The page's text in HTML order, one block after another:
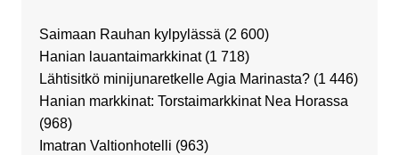
Saimaan Rauhan kylpylässä (2 600)
Hanian lauantaimarkkinat (1 718)
Lähtisitkö minijunaretkelle Agia Marinasta? (1 446)
Hanian markkinat: Torstaimarkkinat Nea Horassa
(968)
Imatran Valtionhotelli (963)